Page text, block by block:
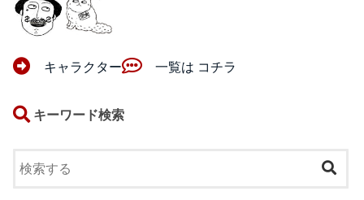
キャラクター 一覧は コチラ
キーワード検索